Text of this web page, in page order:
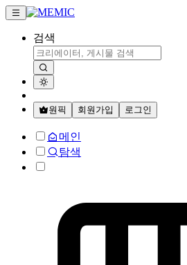
검색
원픽 회원가입 로그인
메인
탐색